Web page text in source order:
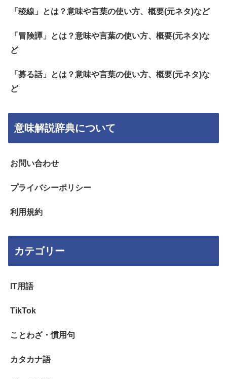
「稜線」とは？意味や言葉の使い方、概要(元ネタ)など
「冒険譚」とは？意味や言葉の使い方、概要(元ネタ)な
ど
「募る話」とは？意味や言葉の使い方、概要(元ネタ)な
ど
意味解説辞典について
お問い合わせ
プライバシーポリシー
利用規約
カテゴリー
IT用語
TikTok
ことわざ・慣用句
カタカナ語